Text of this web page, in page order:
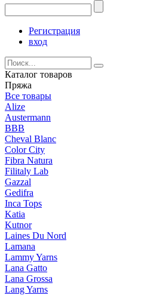
Регистрация
вход
Каталог товаров
Пряжа
Все товары
Alize
Austermann
BBB
Cheval Blanc
Color City
Fibra Natura
Filitaly Lab
Gazzal
Gedifra
Inca Tops
Katia
Kutnor
Laines Du Nord
Lamana
Lammy Yarns
Lana Gatto
Lana Grossa
Lang Yarns